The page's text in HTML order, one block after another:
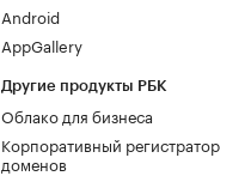
Android
AppGallery
Другие продукты РБК
Облако для бизнеса
Корпоративный регистратор
доменов